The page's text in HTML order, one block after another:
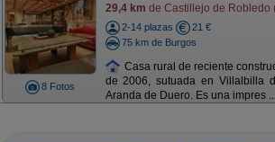
8 Fotos
29,4 km de Castillejo de Robledo
2-14 plazas
21 €
75 km de Burgos
Casa rural de reciente
de 2006, sutuada en Villalbilla
Aranda de Duero. Es una impres